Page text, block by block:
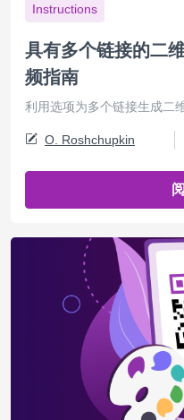
Instructions
具有多个链接的二
频指南
利用选项为多个链接生成二
O. Roshchupkin